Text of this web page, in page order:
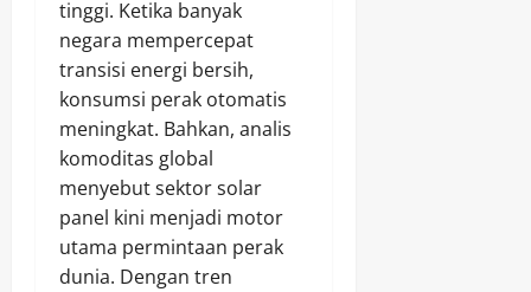
tinggi. Ketika banyak
negara mempercepat
transisi energi bersih,
konsumsi perak otomatis
meningkat. Bahkan, analis
komoditas global
menyebut sektor solar
panel kini menjadi motor
utama permintaan perak
dunia. Dengan tren